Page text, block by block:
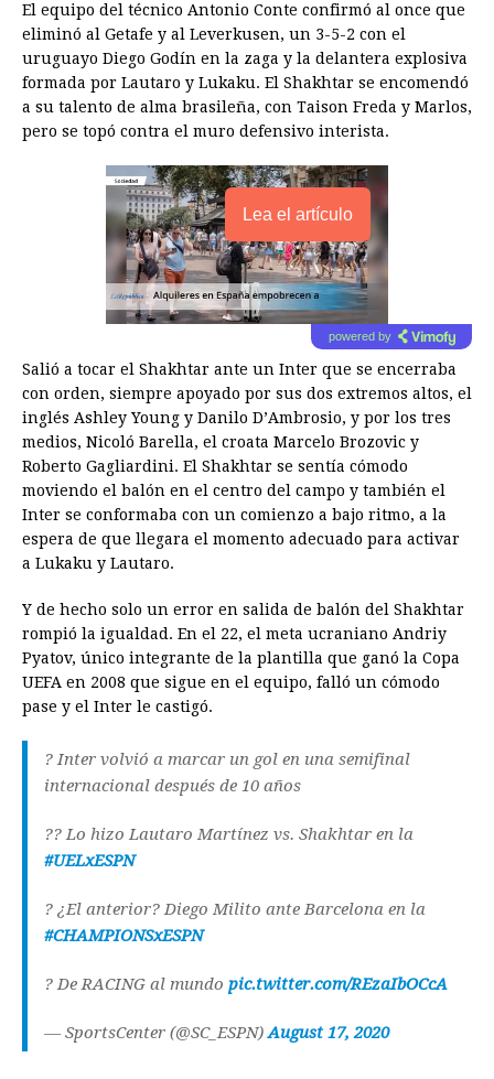
El equipo del técnico Antonio Conte confirmó al once que
eliminó al Getafe y al Leverkusen, un 3-5-2 con el
uruguayo Diego Godín en la zaga y la delantera explosiva
formada por Lautaro y Lukaku. El Shakhtar se encomendó
a su talento de alma brasileña, con Taison Freda y Marlos,
pero se topó contra el muro defensivo interista.
Lea el artículo
powered by
Salió a tocar el Shakhtar ante un Inter que se encerraba
con orden, siempre apoyado por sus dos extremos altos, el
inglés Ashley Young y Danilo D’Ambrosio, y por los tres
medios, Nicoló Barella, el croata Marcelo Brozovic y
Roberto Gagliardini. El Shakhtar se sentía cómodo
moviendo el balón en el centro del campo y también el
Inter se conformaba con un comienzo a bajo ritmo, a la
espera de que llegara el momento adecuado para activar
a Lukaku y Lautaro.
Y de hecho solo un error en salida de balón del Shakhtar
rompió la igualdad. En el 22, el meta ucraniano Andriy
Pyatov, único integrante de la plantilla que ganó la Copa
UEFA en 2008 que sigue en el equipo, falló un cómodo
pase y el Inter le castigó.
? Inter volvió a marcar un gol en una semifinal
internacional después de 10 años
?? Lo hizo Lautaro Martínez vs. Shakhtar en la
#UELxESPN
? ¿El anterior? Diego Milito ante Barcelona en la
#CHAMPIONSxESPN
? De RACING al mundo pic.twitter.com/REzaIbOCcA
— SportsCenter (@SC_ESPN)August 17, 2020